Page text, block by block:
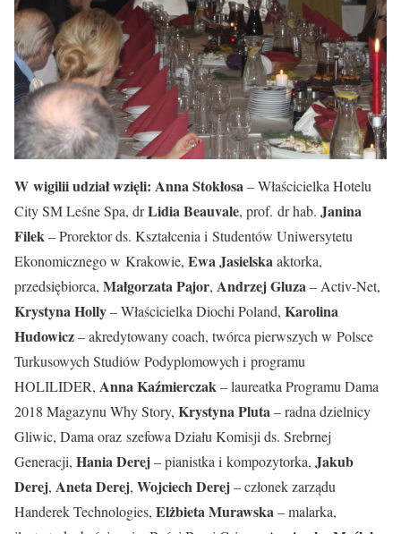
W wigilii udział wzięli: Anna Stokłosa– Właścicielka Hotelu
City SM Leśne Spa, drLidia Beauvale, prof. dr hab. Janina
Filek– Prorektor ds. Kształcenia i Studentów Uniwersytetu
Ekonomicznego w Krakowie, Ewa Jasielskaaktorka,
przedsiębiorca, Małgorzata Pajor, Andrzej Gluza– Activ-Net,
Krystyna Holly– Właścicielka Diochi Poland, Karolina
Hudowicz– akredytowany coach, twórca pierwszych w Polsce
Turkusowych Studiów Podyplomowych i programu
HOLILIDER, Anna Kaźmierczak– laureatka Programu Dama
2018 Magazynu Why Story, Krystyna Pluta– radna dzielnicy
Gliwic, Dama oraz szefowa Działu Komisji ds. Srebrnej
Generacji, Hania Derej– pianistka i kompozytorka, Jakub
Derej, Aneta Derej, Wojciech Derej– członek zarządu
Handerek Technologies, Elżbieta Murawska– malarka,